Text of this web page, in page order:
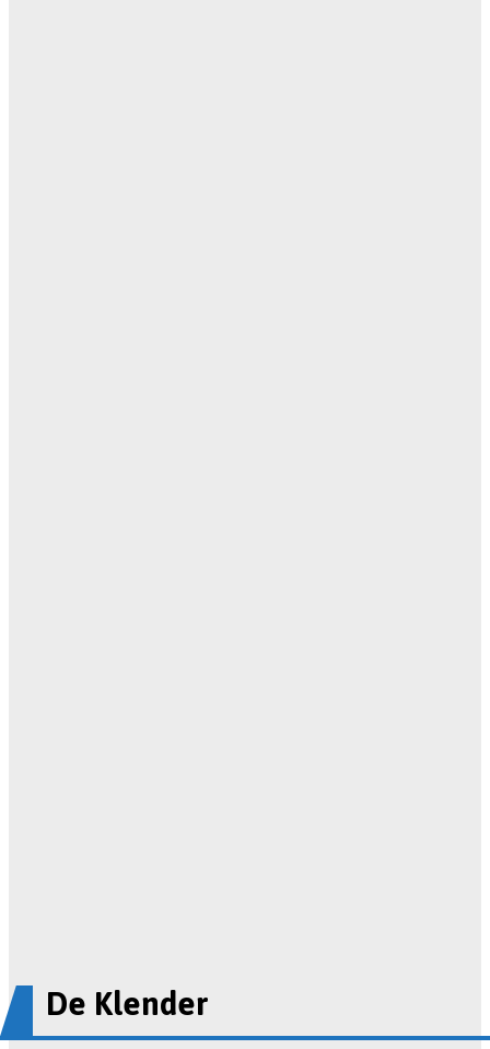
De Klender